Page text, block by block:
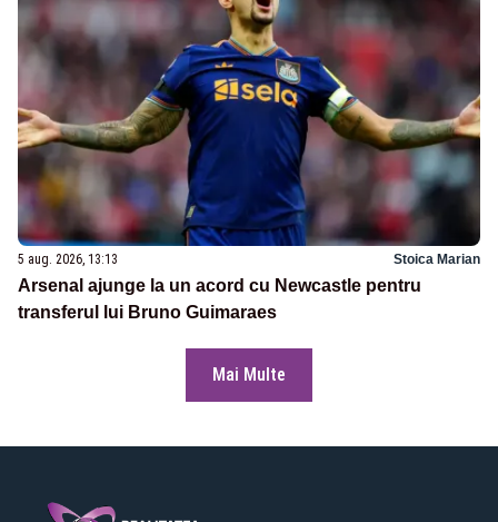
5 aug. 2026, 13:13 Stoica Marian
Arsenal ajunge la un acord cu Newcastle pentru
transferul lui Bruno Guimaraes
Mai Multe